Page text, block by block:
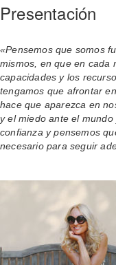
Presentación
«Pensemos que somos
mismos, en que en cada
capacidades y los
tengamos que afrontar
hace que aparezca en
y el miedo ante el
confianza y pensemos
necesario para seguir